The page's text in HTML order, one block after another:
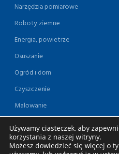
Narzędzia pomiarowe
Roboty ziemne
Energia, powietrze
Osuszanie
Ogród i dom
Czyszczenie
Malowanie
Używamy ciasteczek, aby
korzystania z naszej witryny.
Możesz dowiedzieć się więcej o